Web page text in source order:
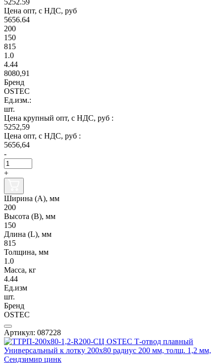
Цена опт, с НДС, руб
5656.64
200
150
815
1.0
4.44
8080,91
Бренд
OSTEC
Ед.изм.:
шт.
Цена крупный опт, с НДС, руб :
5252,59
Цена опт, с НДС, руб :
5656,64
-
+
Ширина (А), мм
200
Высота (В), мм
150
Длина (L), мм
815
Толщина, мм
1.0
Масса, кг
4.44
Ед.изм
шт.
Бренд
OSTEC
Артикул: 087228